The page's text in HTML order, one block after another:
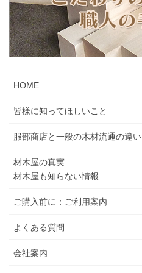
HOME
皆様に知ってほしいこと
服部商店と一般の木材流通の違い
材木屋の真実
材木屋も知らない情報
ご購入前に：ご利用案内
よくある質問
会社案内